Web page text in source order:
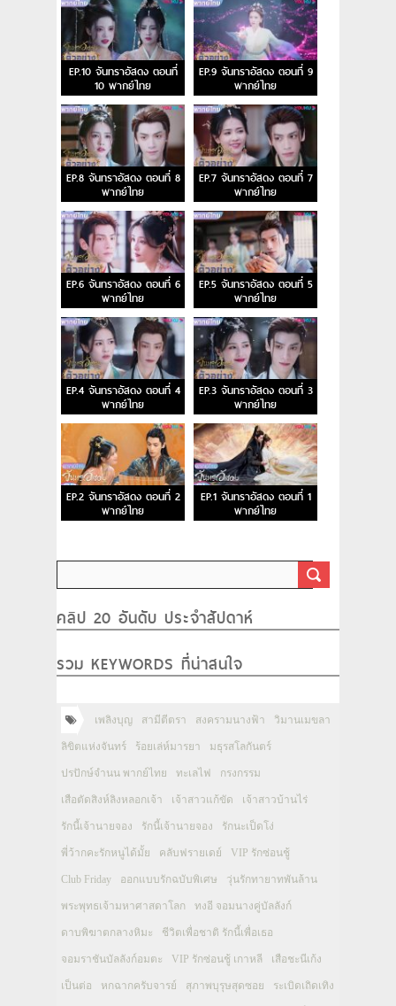
EP.10 จันทราอัสดง ตอนที่
10 พากย์ไทย
EP.9 จันทราอัสดง ตอนที่ 9
พากย์ไทย
EP.8 จันทราอัสดง ตอนที่ 8
พากย์ไทย
EP.7 จันทราอัสดง ตอนที่ 7
พากย์ไทย
EP.6 จันทราอัสดง ตอนที่ 6
พากย์ไทย
EP.5 จันทราอัสดง ตอนที่ 5
พากย์ไทย
EP.4 จันทราอัสดง ตอนที่ 4
พากย์ไทย
EP.3 จันทราอัสดง ตอนที่ 3
พากย์ไทย
EP.2 จันทราอัสดง ตอนที่ 2
พากย์ไทย
EP.1 จันทราอัสดง ตอนที่ 1
พากย์ไทย
คลิป 20 อันดับ ประจำสัปดาห์
รวม KEYWORDS ที่น่าสนใจ
เพลิงบุญ สามีตีตรา สงครามนางฟ้า วิมานเมขลา
ลิขิตแห่งจันทร์ ร้อยเล่ห์มารยา มธุรสโลกันตร์
ปรปักษ์จำนน พากย์ไทย ทะเลไฟ กรงกรรม
เสือตัดสิงห์ลิงหลอกเจ้า เจ้าสาวแก้ขัด เจ้าสาวบ้านไร่
รักนี้เจ้านายจอง รักนี้เจ้านายจอง รักนะเป็ดโง่
พี่ว้ากคะรักหนูได้มั้ย คลับฟรายเดย์ VIP รักซ่อนชู้
Club Friday ออกแบบรักฉบับพิเศษ วุ่นรักทายาทพันล้าน
พระพุทธเจ้ามหาศาสดาโลก ทงอี จอมนางคู่บัลลังก์
ดาบพิฆาตกลางหิมะ ชีวิตเพื่อชาติ รักนี้เพื่อเธอ
จอมราชันบัลลังก์อมตะ VIP รักซ่อนชู้ เกาหลี เสือชะนีเก้ง
เป็นต่อ หกฉากครับจารย์ สุภาพบุรุษสุดซอย ระเบิดเถิดเทิง